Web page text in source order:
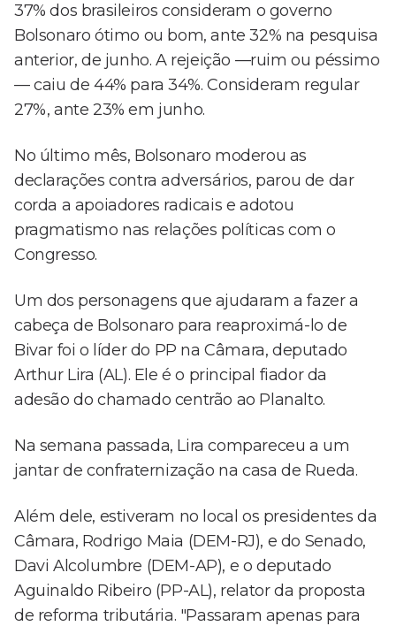
37% dos brasileiros consideram o governo
Bolsonaro ótimo ou bom, ante 32% na pesquisa
anterior, de junho. A rejeição —ruim ou péssimo
— caiu de 44% para 34%. Consideram regular
27%, ante 23% em junho.
No último mês, Bolsonaro moderou as
declarações contra adversários, parou de dar
corda a apoiadores radicais e adotou
pragmatismo nas relações políticas com o
Congresso.
Um dos personagens que ajudaram a fazer a
cabeça de Bolsonaro para reaproximá-lo de
Bivar foi o líder do PP na Câmara, deputado
Arthur Lira (AL). Ele é o principal fiador da
adesão do chamado centrão ao Planalto.
Na semana passada, Lira compareceu a um
jantar de confraternização na casa de Rueda.
Além dele, estiveram no local os presidentes da
Câmara, Rodrigo Maia (DEM-RJ), e do Senado,
Davi Alcolumbre (DEM-AP), e o deputado
Aguinaldo Ribeiro (PP-AL), relator da proposta
de reforma tributária. "Passaram apenas para